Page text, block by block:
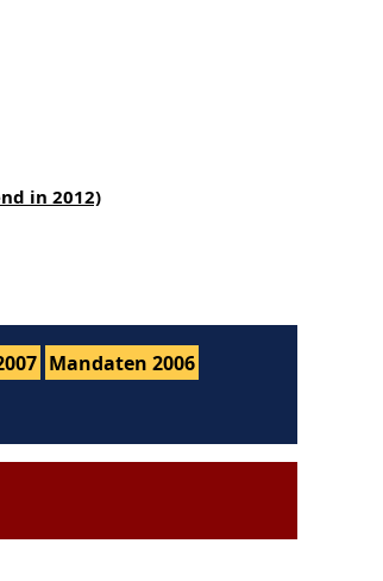
in 2012)
Mandaten 2006